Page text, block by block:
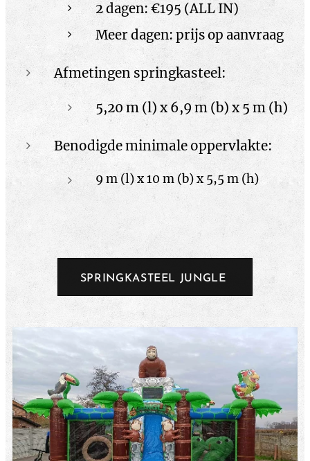
2 dagen: €195 (ALL IN)
Meer dagen: prijs op aanvraag
Afmetingen springkasteel:
5,20 m (l) x 6,9 m (b) x 5 m (h)
Benodigde minimale oppervlakte:
9 m (l) x 10 m (b) x 5,5 m (h)
SPRINGKASTEEL JUNGLE